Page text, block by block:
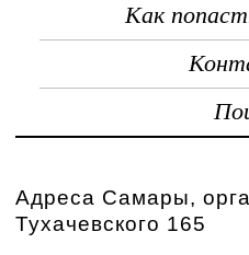
Как
Адреса Самары,
Тухачевского 165